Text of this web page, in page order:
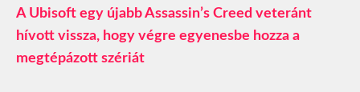
A Ubisoft egy újabb Assassin’s Creed veteránt
hívott vissza, hogy végre egyenesbe hozza a
megtépázott szériát